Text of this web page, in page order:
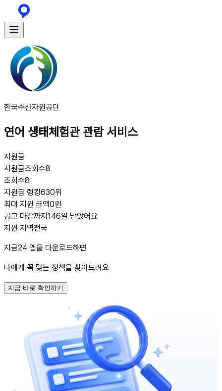
한국수산자원공단
연어 생태체험관 관람 서비스
지원금
지원금조회수8
조회수8
지원금 랭킹630위
최대 지원 금액0원
공고 마감까지146일 남았어요
지원 지역전국
지금24 앱을 다운로드하면
나에게 꼭 맞는 정책을 찾아드려요
지금 바로 확인하기